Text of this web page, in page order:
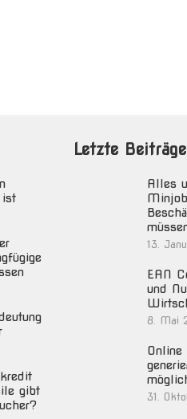
ist
gibt
Letzte Beiträge
Alles
13.
EAN
und
8. Mai
Online
31.